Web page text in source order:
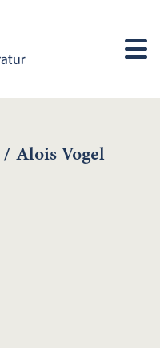
/ Alois Vogel